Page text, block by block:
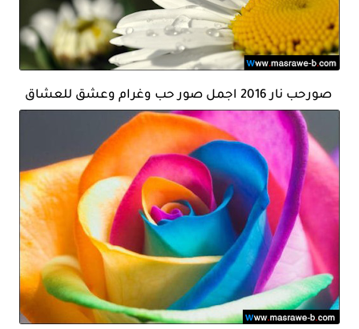
صورحب نار 2016 اجمل صور حب وغرام وعشق للعشاق